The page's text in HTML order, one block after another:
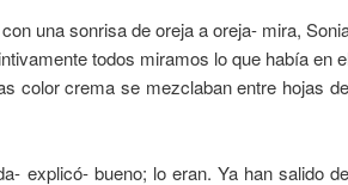
una sonrisa de oreja a oreja- mira,
todos miramos lo que había en
color crema se mezclaban entre hojas
explicó- bueno; lo eran. Ya han salido